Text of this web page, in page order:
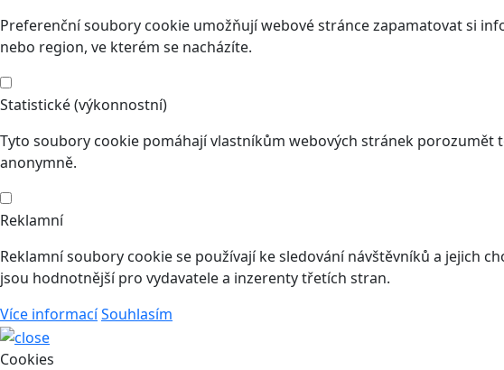
Preferenční soubory cookie umožňují webové stránce zapamatovat si
nebo region, ve kterém se nacházíte.
Statistické (výkonnostní)
Tyto soubory cookie pomáhají vlastníkům webových stránek
anonymně.
Reklamní
Reklamní soubory cookie se používají ke sledování návštěvníků a jejich
jsou hodnotnější pro vydavatele a inzerenty třetích stran.
Více informacíSouhlasím
Cookies